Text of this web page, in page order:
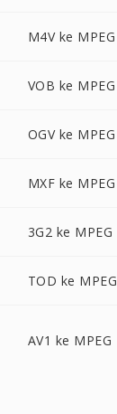
M4V ke MPEG
VOB ke MPEG
OGV ke MPEG
MXF ke MPEG
3G2 ke MPEG
TOD ke MPEG
AV1 ke MPEG